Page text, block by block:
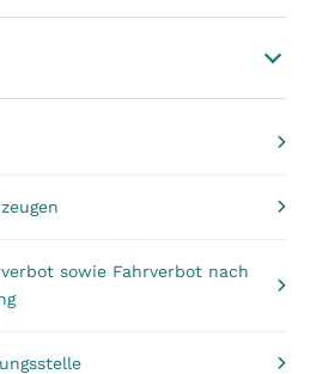
sowie Fahrverbot nach